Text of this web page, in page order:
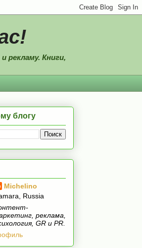
рекламу. Книги,
блогу
Michelino
Russia
реклама,
GR и PR.